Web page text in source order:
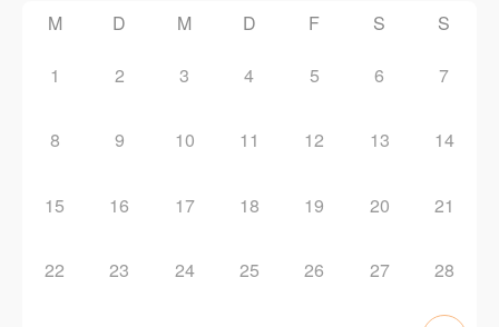
M D M D F S S
1 2 3 4 5 6 7
8 9 10 11 12 13 14
15 16 17 18 19 20 21
22 23 24 25 26 27 28